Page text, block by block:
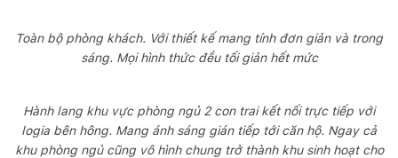
Toàn bộ phòng khách. Với thiết kế mang tính đơn giản và trong
sáng. Mọi hình thức đều tối giản hết mức
Hành lang khu vực phòng ngủ 2 con trai kết nối trực tiếp với
logia bên hông. Mang ánh sáng gián tiếp tới căn hộ. Ngay cả
khu phòng ngủ cũng vô hình chung trở thành khu sinh hoạt cho